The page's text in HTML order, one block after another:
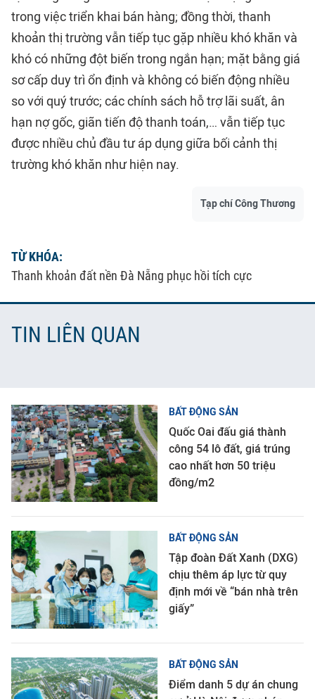
trong việc triển khai bán hàng; đồng thời, thanh
khoản thị trường vẫn tiếp tục gặp nhiều khó khăn và
khó có những đột biến trong ngắn hạn; mặt bằng giá
sơ cấp duy trì ổn định và không có biến động nhiều
so với quý trước; các chính sách hỗ trợ lãi suất, ân
hạn nợ gốc, giãn tiến độ thanh toán,… vẫn tiếp tục
được nhiều chủ đầu tư áp dụng giữa bối cảnh thị
trường khó khăn như hiện nay.
Tạp chí Công Thương
TỪ KHÓA:
Thanh khoản đất nền Đà Nẵng phục hồi tích cực
TIN LIÊN QUAN
BẤT ĐỘNG SẢN
Quốc Oai đấu giá thành
công 54 lô đất, giá trúng
cao nhất hơn 50 triệu
đồng/m2
BẤT ĐỘNG SẢN
Tập đoàn Đất Xanh (DXG)
chịu thêm áp lực từ quy
định mới về “bán nhà trên
giấy”
BẤT ĐỘNG SẢN
Điểm danh 5 dự án chung